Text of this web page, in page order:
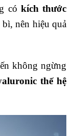
có kích thước
nên hiệu quả
không ngừng
thế hệ